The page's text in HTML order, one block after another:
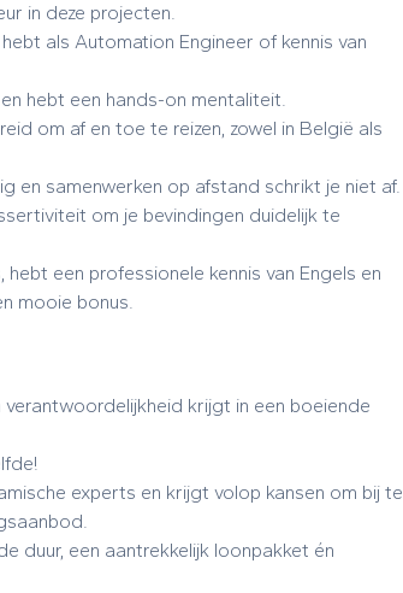
in deze projecten.
als Automation Engineer of kennis van
hebt een hands-on mentaliteit.
om af en toe te reizen, zowel in België als
en samenwerken op afstand schrikt je niet af.
om je bevindingen duidelijk te
een professionele kennis van Engels en
mooie bonus.
verantwoordelijkheid krijgt in een boeiende
experts en krijgt volop kansen om bij te
duur, een aantrekkelijk loonpakket én